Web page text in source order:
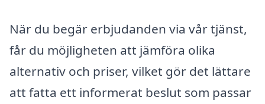
När du begär erbjudanden via vår tjänst,
får du möjligheten att jämföra olika
alternativ och priser, vilket gör det lättare
att fatta ett informerat beslut som passar